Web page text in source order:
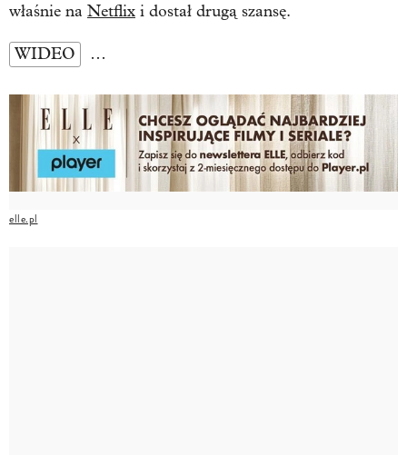
właśnie na Netflix i dostał drugą szansę.
WIDEO …
elle.pl